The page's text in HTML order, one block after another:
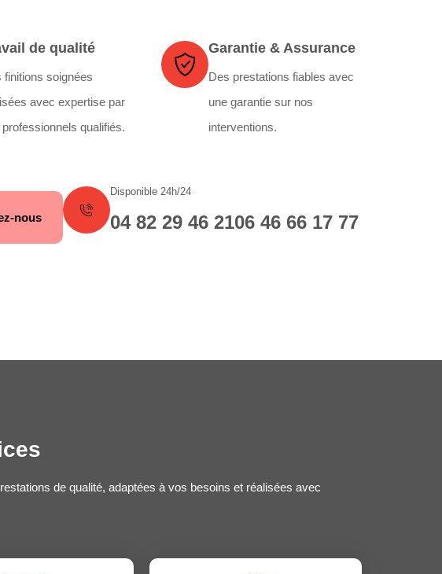
de qualité
finitions soignées
avec expertise par
qualifiés.
Garantie & Assurance
Des prestations fiables avec
une garantie sur nos
interventions.
nous
Disponible 24h/24
04 82 29 46 2106 46 66 17 77
de qualité, adaptées à vos besoins et réalisées avec